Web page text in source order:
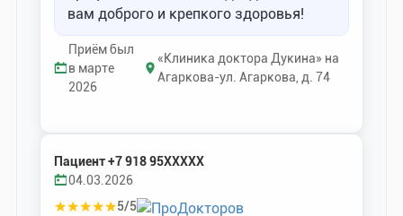
вам доброго и крепкого здоровья!
Приём был
в марте
2026
«Клиника доктора Дукина» на
Агаркова-ул. Агаркова, д. 74
Пациент +7 918 95XXXXX
04.03.2026
★★★★★5/5